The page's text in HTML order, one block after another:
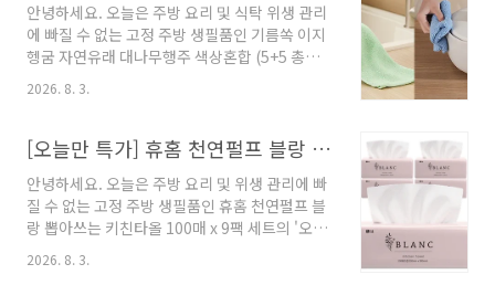
고] 아이그너 26SS 심볼 프린트 티셔츠]는 실시
간 구매지수 19.6%를 기록하며 일일 전체 1위에
당당히 등극했습니다. 전날인 8월 2일 리오벨 렉
스퍼 야상 자켓이 12.9%의 지표로 역시즌 화력
의를 9만 9천 원이라는 진정성 있는..
안녕하세요. 오늘은 주방 요리 및 식탁 위생 관리
에 빠질 수 없는 고정 주방 생필품인 기름쏙 이지
헹굼 자연유래 대나무행주 색상혼합 (5+5 총
10P) 세트의 '오늘만 특가' 정보를 소개해 드립니
다. 자연유래 대나무 섬유를 사용하여 흡수력이
는 프리미엄 주방 행주인데요. 현재 현대홈쇼핑
렴한 독보적인 단가에 풀렸습니다. 📌 가격 및 조
건 비교 분석 (오늘만 특가) * 현대홈쇼핑 특가 :
7,500원 (5+5 총 10P / 무료배송) * 쿠팡 최저가
: 10,060원 오픈마켓 최저가를 가볍게 파괴하는
2026. 8. 3.
[오늘만 특가] 휴홈 천연펄프 블랑 뽑아쓰는 키친타올 100매x9팩 최저가 비교
안녕하세요. 오늘은 주방 요리 및 위생 관리에 빠
질 수 없는 고정 주방 생필품인 휴홈 천연펄프 블
랑 뽑아쓰는 키친타올 100매 x 9팩 세트의 '오늘
만 특가' 정보를 소개해 드립니다. 100% 순수 천
연펄프를 사용하여 형광증백제 걱정 없이 음식물
2026. 8. 3.